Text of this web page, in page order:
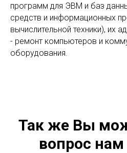
программ для ЭВМ и баз
средств и информационных
вычислительной техники), их
- ремонт компьютеров и
оборудования.
Так же Вы
вопрос нам